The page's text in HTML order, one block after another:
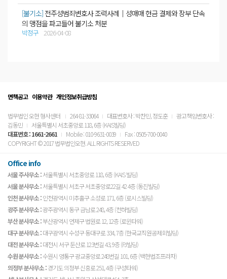
[불기소] 전주성범죄변호사 조력사례│성매매 현금 결제와 장부 단속
의 맹점을 파고들어 불기소 처분
박정구 2026-04-08
면책공고 이용약관 개인정보취급방침
법무법인 오현 형사센터 264-81-33064 대표변호사 : 박찬민, 정도훈
광고책임변호사 :
김동민
서울특별시 서초중앙로 118, 6층 (KAIS빌딩)
대표번호 :1661-2661 Mobile : 010-9631-0039
Fax : 0505-700-0040
COPYRIGHT © 2017 법무법인오현. ALL RIGHTS RESERVED
Office info
서울 주사무소 :서울특별시 서초중앙로 118, 6층 (KAIS 빌딩)
서울 분사무소 :서울특별시 서초구 서초중앙로22길 42 4층 (동진빌딩)
인천 분사무소 :인천광역시 미추홀구 소성로 171, 6층 (로시스빌딩)
광주 분사무소 :광주광역시 동구 금남로 248, 4층 (천하빌딩)
부산 분사무소 :부산광역시 연제구 법원로 12, 12층 (로윈타워)
대구 분사무소 :대구광역시 수성구 동대구로 334, 7층 (한국교직원공제회빌딩)
대전 분사무소 :대전시 서구 둔산로 123번길 43, 9층 (PJ빌딩)
수원 분사무소 :수원시 영통구 광교중앙로 248번길 101, 6층 (백현법조프라자)
의정부 분사무소 :경기도 의정부 신흥로 251, 4층 (구성타워)